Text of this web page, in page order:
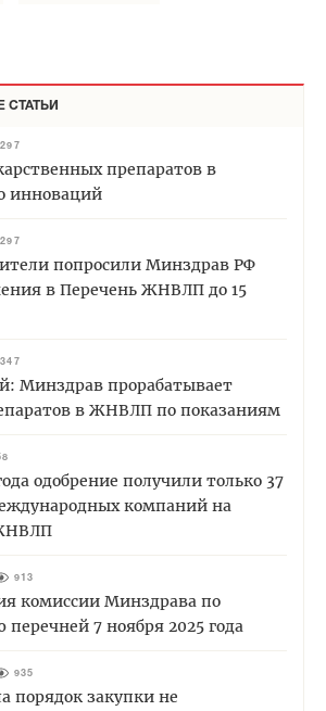
297
препаратов в
инноваций
297
попросили Минздрав РФ
в Перечень ЖНВЛП до 15
347
Минздрав прорабатывает
в ЖНВЛП по показаниям
одобрение получили только 37
компаний на
913
комиссии Минздрава по
7 ноября 2025 года
935
порядок закупки не